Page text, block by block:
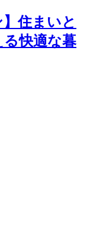
住まいと
快適な暮